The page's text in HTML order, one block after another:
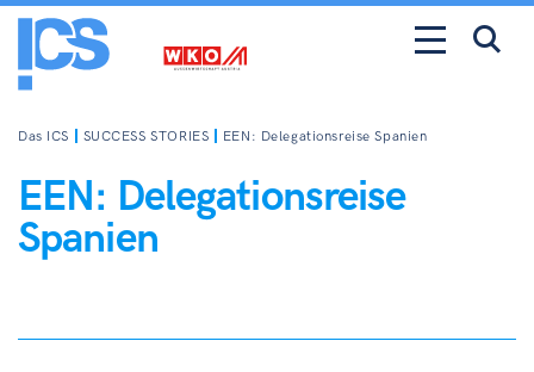
Das ICS SUCCESS STORIES EEN: Delegationsreise Spanien
EEN: Delegationsreise
Spanien